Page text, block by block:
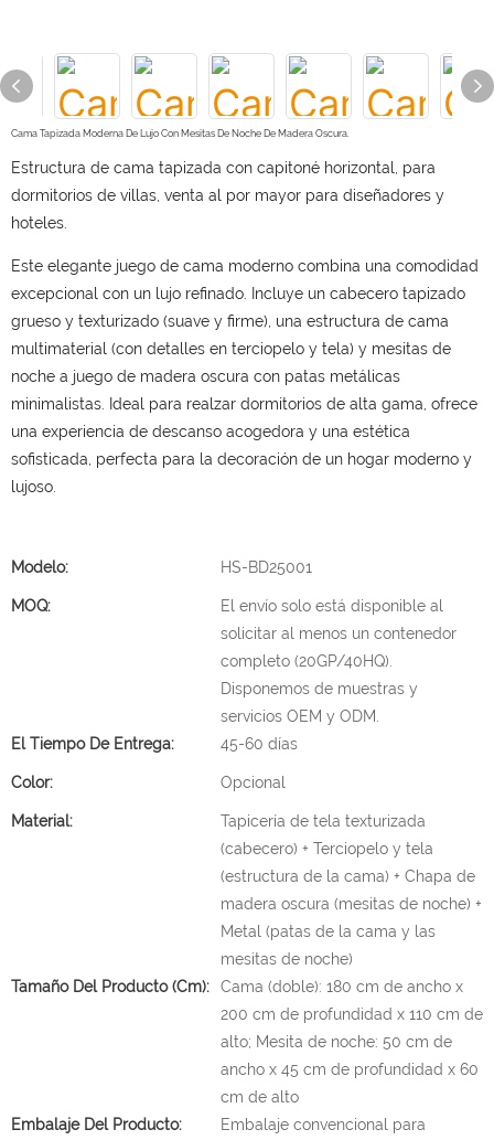
Cama Tapizada Moderna De Lujo Con Mesitas De Noche De Madera Oscura.
Estructura de cama tapizada con capitoné horizontal, para
dormitorios de villas, venta al por mayor para diseñadores y
hoteles.
Este elegante juego de cama moderno combina una comodidad
excepcional con un lujo refinado. Incluye un cabecero tapizado
grueso y texturizado (suave y firme), una estructura de cama
multimaterial (con detalles en terciopelo y tela) y mesitas de
noche a juego de madera oscura con patas metálicas
minimalistas. Ideal para realzar dormitorios de alta gama, ofrece
una experiencia de descanso acogedora y una estética
sofisticada, perfecta para la decoración de un hogar moderno y
lujoso.
Modelo: HS-BD25001
MOQ:
El envío solo está disponible al
solicitar al menos un contenedor
completo (20GP/40HQ).
Disponemos de muestras y
servicios OEM y ODM.
El Tiempo De Entrega:
45-60 días
Color: Opcional
Material:
Tapicería de tela texturizada
(cabecero) + Terciopelo y tela
(estructura de la cama) + Chapa de
madera oscura (mesitas de noche) +
Metal (patas de la cama y las
mesitas de noche)
Tamaño Del Producto (cm):
Cama (doble): 180 cm de ancho x
200 cm de profundidad x 110 cm de
alto; Mesita de noche: 50 cm de
ancho x 45 cm de profundidad x 60
cm de alto
Embalaje Del Producto:
Embalaje convencional para